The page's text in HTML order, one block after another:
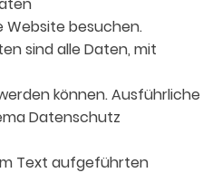
Website besuchen.
sind alle Daten, mit
können. Ausführliche
Datenschutz
Text aufgeführten